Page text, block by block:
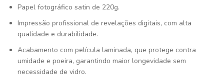
Papel fotográfico satin de 220g.
Impressão profissional de revelações digitais, com alta
qualidade e durabilidade.
Acabamento com película laminada, que protege contra
umidade e poeira, garantindo maior longevidade sem
necessidade de vidro.